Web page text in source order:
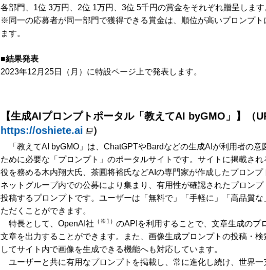
各部門、1位 3万円、2位 1万円、3位 5千円の賞金をそれぞれ贈呈します
※同一の応募者が同一部門で獲得できる賞金は、順位が高いプロンプト
ます。
■結果発表
2023年12月25日（月）に特設ページ上で発表します。
【生成AIプロンプトポータル「教えてAI byGMO」】（
https://oshiete.ai
）
「教えてAI byGMO」は、ChatGPTやBardなどの生成AIが利用者の意
ために必要な「プロンプト」のポータルサイトです。サイトに掲載さ
役を務める木内翔大氏、茶圓将裕氏などAIの専門家が作成したプロンプ
ネットグループ内での公募により集まり、有用性が確認されたプロン
投稿するプロンプトです。ユーザーは「無料で」「手軽に」「高品質
ただくことができます。
特長として、OpenAI社 （※1） のAPIを利用することで、文章生成のプ
文章を出力することができます。また、画像生成プロンプトの投稿・検
してサイト内で画像を生成できる機能へも対応しています。
ユーザーと共に有用なプロンプトを掲載し、常に進化し続け、世界一